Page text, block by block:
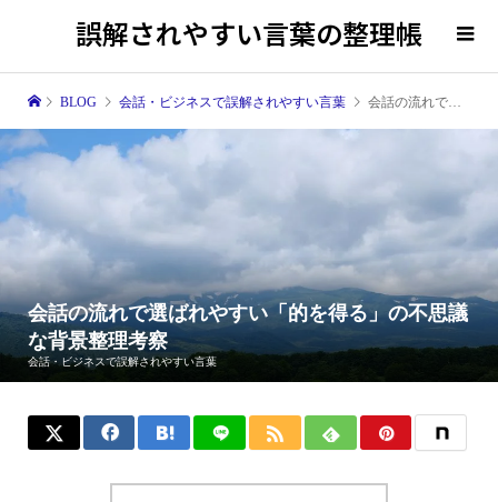
誤解されやすい言葉の整理帳
BLOG 会話・ビジネスで誤解されやすい言葉 会話の流れで選ばれやすい「的を得る」の不思議な背景整理考察
会話の流れで選ばれやすい「的を得る」の不思議
な背景整理考察
会話・ビジネスで誤解されやすい言葉